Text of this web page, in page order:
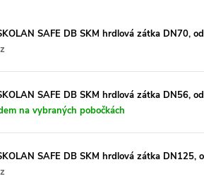
SAFE DB SKM hrdlová zátka DN70,
SAFE DB SKM hrdlová zátka DN56,
na vybraných pobočkách
SAFE DB SKM hrdlová zátka DN125,